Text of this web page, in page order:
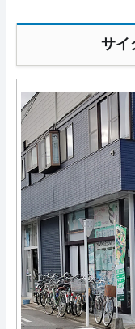
サイ